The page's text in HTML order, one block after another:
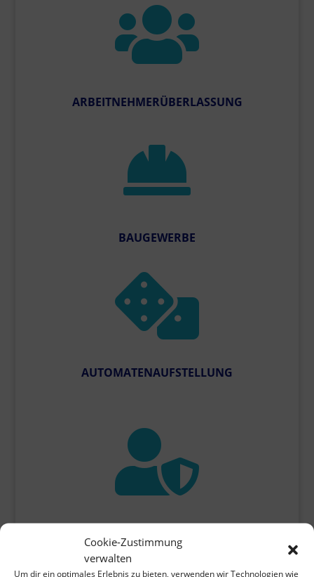
Cookie-Zustimmung
verwalten
Um dir ein optimales Erlebnis zu bieten, verwenden wir Technologien wie

ARBEITNEHMERÜBERLASSUNG

BAUGEWERBE

AUTOMATENAUFSTELLUNG
